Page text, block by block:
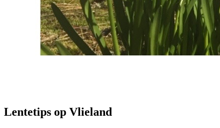
Lentetips op Vlieland